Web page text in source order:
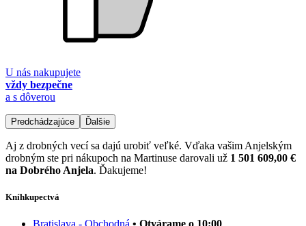
U nás nakupujete
vždy bezpečne
a s dôverou
Predchádzajúce Ďalšie
Aj z drobných vecí sa dajú urobiť veľké. Vďaka vašim Anjelským
drobným ste pri nákupoch na Martinuse darovali už 1 501 609,00 €
na Dobrého Anjela. Ďakujeme!
Kníhkupectvá